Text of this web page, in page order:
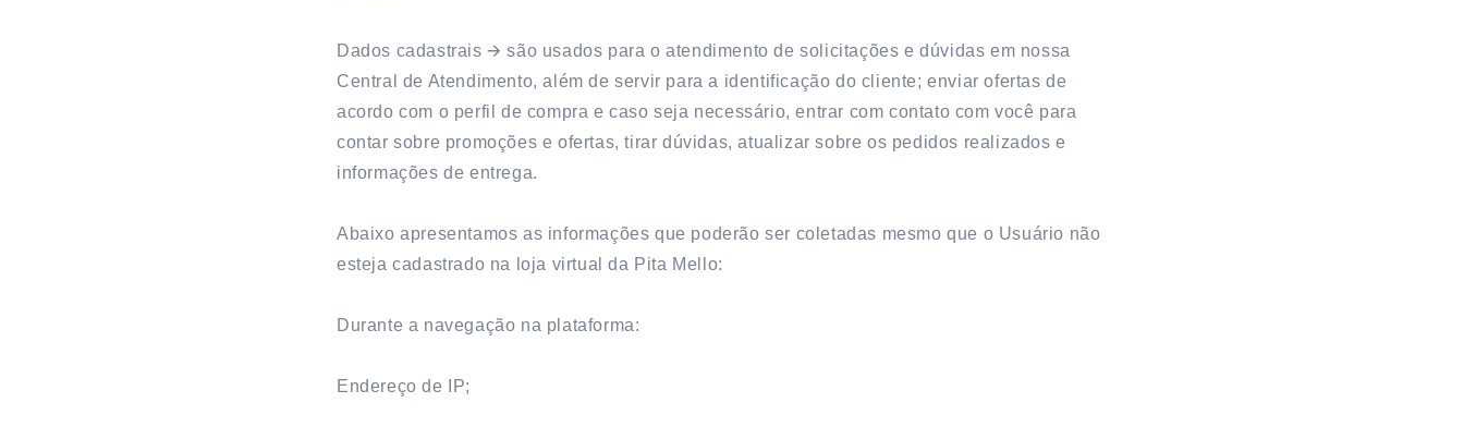
Dados cadastrais 🡪 são usados para o atendimento de solicitações e dúvidas em nossa
Central de Atendimento, além de servir para a identificação do cliente; enviar ofertas de
acordo com o perfil de compra e caso seja necessário, entrar com contato com você para
contar sobre promoções e ofertas, tirar dúvidas, atualizar sobre os pedidos realizados e
informações de entrega.
Abaixo apresentamos as informações que poderão ser coletadas mesmo que o Usuário não
esteja cadastrado na loja virtual da Pita Mello:
Durante a navegação na plataforma:
Endereço de IP;